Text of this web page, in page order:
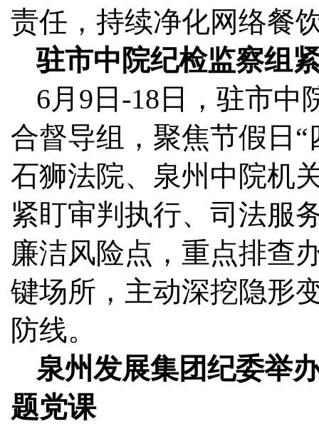
责任，持续净化网络餐
驻市中院纪检监察组
6月9日-18日，驻市中
合督导组，聚焦节假日
石狮法院、泉州中院机
紧盯审判执行、司法服
廉洁风险点，重点排查
键场所，主动深挖隐形
防线。
泉州发展集团纪委举
题党课